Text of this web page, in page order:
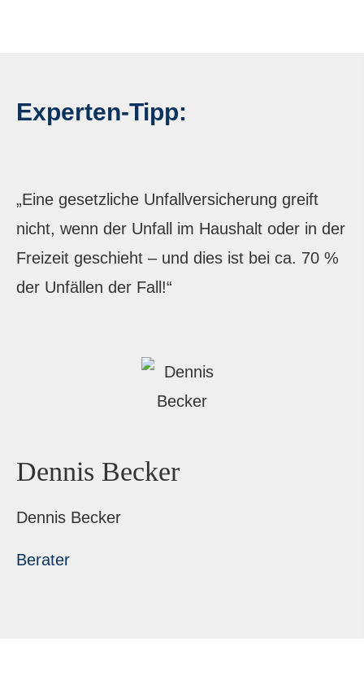
Experten-Tipp:
„Eine gesetzliche Unfall­ver­si­che­rung greift
nicht, wenn der Unfall im Haushalt oder in der
Freizeit geschieht – und dies ist bei ca. 70 %
der Unfällen der Fall!“
Dennis Becker
Dennis Becker
Berater